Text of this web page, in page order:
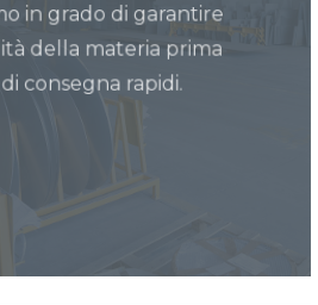
in grado di garantire
della materia prima
consegna rapidi.